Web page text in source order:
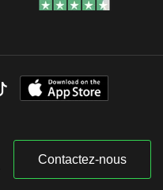
Contactez-nous